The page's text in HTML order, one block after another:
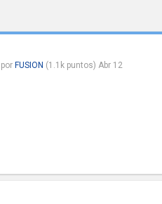
por FUSION (1.1kpuntos) Abr 12